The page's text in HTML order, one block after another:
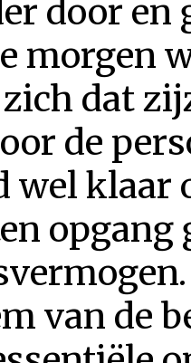
door
morgen
dat
de
wel klaar
opgang
van de